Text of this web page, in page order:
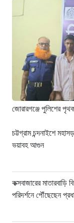
জোরারগঞ্জে পুলিশের
চট্টগ্রাম চন্দনাইশে
ভয়াবহ আগুন
কক্সবাজারের মাতারবাড়ি
পরিদর্শনে পৌঁছেছেন